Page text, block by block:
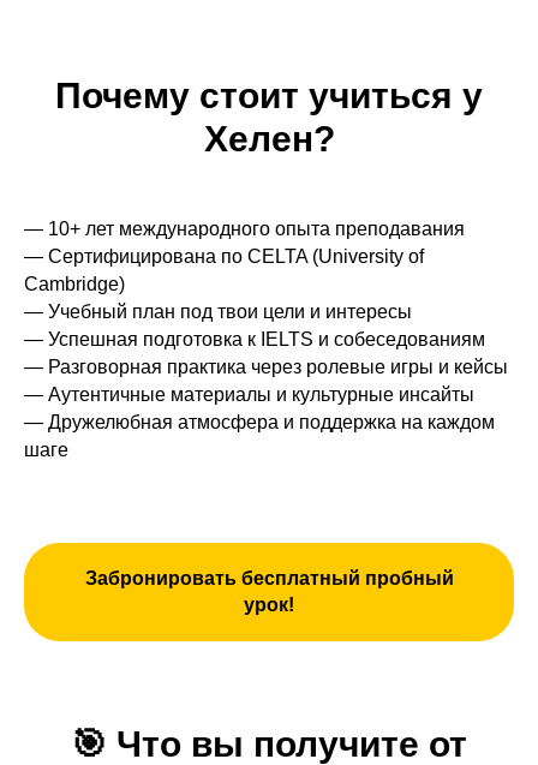
Почему стоит учиться у
Хелен?
— 10+ лет международного опыта преподавания
— Сертифицирована по CELTA (University of
Cambridge)
— Учебный план под твои цели и интересы
— Успешная подготовка к IELTS и собеседованиям
— Разговорная практика через ролевые игры и кейсы
— Аутентичные материалы и культурные инсайты
— Дружелюбная атмосфера и поддержка на каждом
шаге
Забронировать бесплатный пробный
урок!
🎯 Что вы получите от